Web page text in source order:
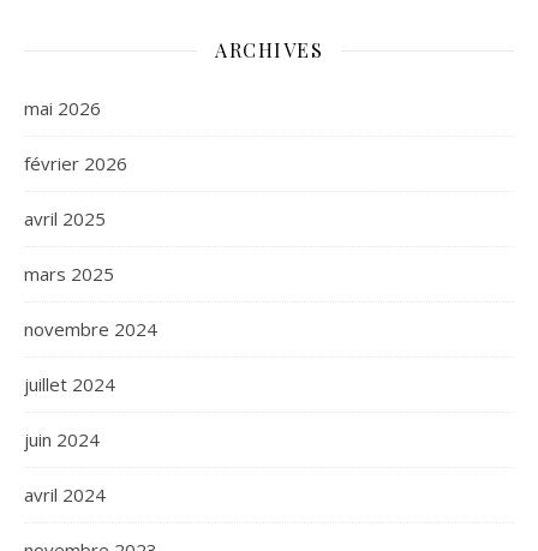
ARCHIVES
mai 2026
février 2026
avril 2025
mars 2025
novembre 2024
juillet 2024
juin 2024
avril 2024